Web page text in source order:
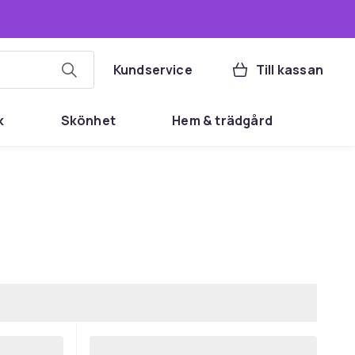
Kundservice Till kassan
Skönhet Hem & trädgård